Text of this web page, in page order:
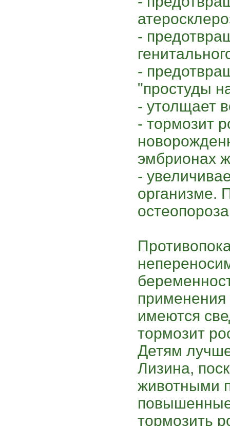
-
-
"простуды
- утолщает
- тормозит
эмбрионах
-
организме.
применения
имеются
тормозит
Детям
Лизина,
животными
тормозить